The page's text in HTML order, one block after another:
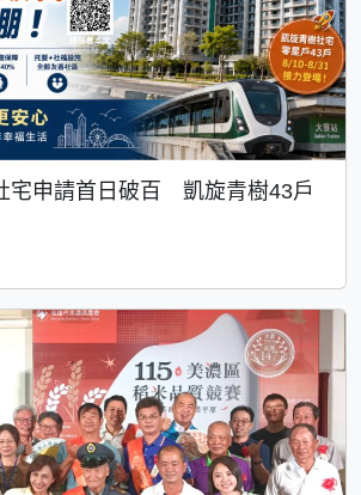
宅申請首日破百 凱旋青樹43戶